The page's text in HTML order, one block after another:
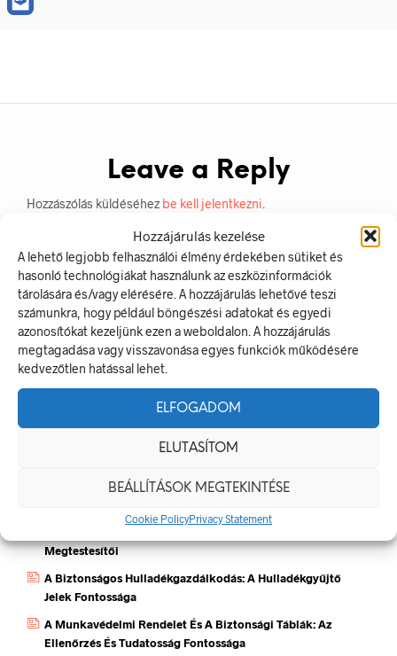
Hozzájárulás kezelése
A lehető legjobb felhasználói élmény érdekében sütiket és
hasonló technológiákat használunk az eszközinformációk
tárolására és/vagy elérésére. A hozzájárulás lehetővé teszi
számunkra, hogy például böngészési adatokat és egyedi
azonosítókat kezeljünk ezen a weboldalon. A hozzájárulás
megtagadása vagy visszavonása egyes funkciók működésére
kedvezőtlen hatással lehet.
ELFOGADOM
ELUTASÍTOM
BEÁLLÍTÁSOK MEGTEKINTÉSE
Cookie PolicyPrivacy Statement
Leave a Reply
Hozzászólás küldéséhez be kell jelentkezni
Munkavédelmi Táblák És Biztonsági Jelzések – Miért
Jól Láthatósági Mellény: Miért Fontos, Hogyan Válaszd Ki,
Megtestesítői
A Biztonságos Hulladékgazdálkodás: A Hulladékgyűjtő
Jelek Fontossága
A Munkavédelmi Rendelet És A Biztonsági Táblák: Az
Ellenőrzés És Tudatosság Fontossága